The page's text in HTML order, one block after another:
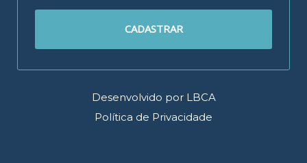
CADASTRAR
Desenvolvido por LBCA
Política de Privacidade